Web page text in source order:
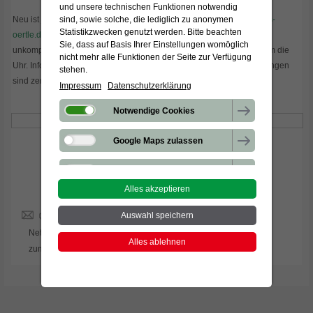
Neu ist jetzt auch der digitale Auftritt von s'Örtle: Die neue Webseite
s-
oertle.de
ist online. Dort lassen sich mobile Toiletten schnell und
unkompliziert online buchen – transparent, übersichtlich und rund um die
Uhr. Informationen zu Modellen, Einsatzbereichen und Serviceleistungen
sind zentral gebündelt und erleichtern die Planung.
Besuchen Sie uns auf:
Netiquette Datenschutz Impressum
AGB
zum Seitenanfang
und unsere technischen Funktionen notwendig
sind, sowie solche, die lediglich zu anonymen
Statistikzwecken genutzt werden. Bitte beachten
Sie, dass auf Basis Ihrer Einstellungen womöglich
nicht mehr alle Funktionen der Seite zur Verfügung
stehen.
Impressum
Datenschutzerklärung
Notwendige Cookies
Google Maps zulassen
Verbindung zu Drittanbietern
Statistik-Cookies
Alles akzeptieren
Auswahl speichern
Alles ablehnen